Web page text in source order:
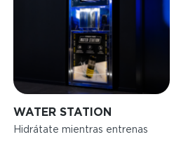
WATER STATION
Hidrátate mientras entrenas